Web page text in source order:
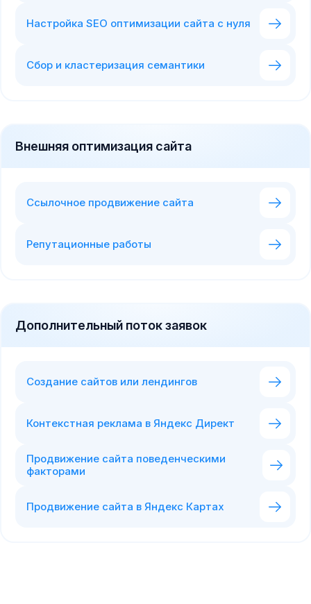
Настройка SEO оптимизации сайта с нуля
Сбор и кластеризация семантики
Внешняя оптимизация сайта
Ссылочное продвижение сайта
Репутационные работы
Дополнительный поток заявок
Создание сайтов или лендингов
Контекстная реклама в Яндекс Директ
Продвижение сайта поведенческими
факторами
Продвижение сайта в Яндекс Картах